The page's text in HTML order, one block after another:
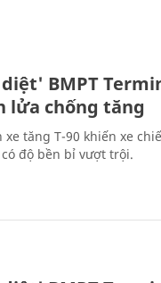
BMPT
lửa chống tăng
xe tăng T-90 khiến xe
độ bền bỉ vượt trội.